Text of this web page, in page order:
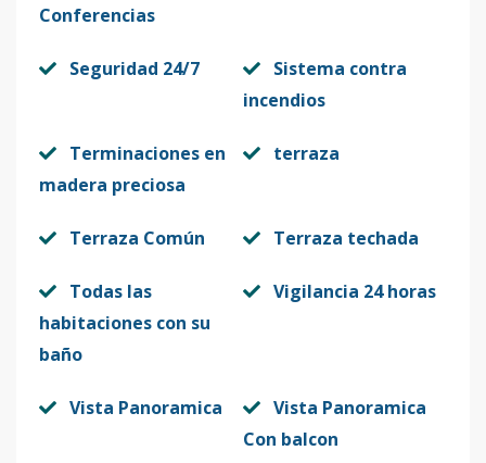
Conferencias
Seguridad 24/7
Sistema contra
incendios
Terminaciones en
madera preciosa
terraza
Terraza Común Terraza techada
Todas las
habitaciones con su
baño
Vigilancia 24 horas
Vista Panoramica
Vista Panoramica
Con balcon